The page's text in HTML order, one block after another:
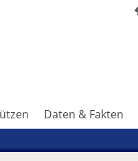
Daten & Fakten